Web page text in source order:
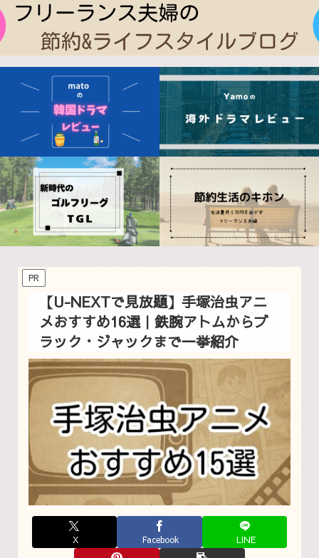
PR
【U-NEXTで見放題】手塚治虫アニ
メおすすめ16選｜鉄腕アトムからブ
ラック・ジャックまで一挙紹介
X Facebook LINE